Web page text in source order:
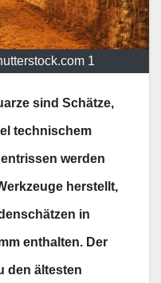
1
sind Schätze,
technischem
werden
herstellt,
in
enthalten. Der
den ältesten